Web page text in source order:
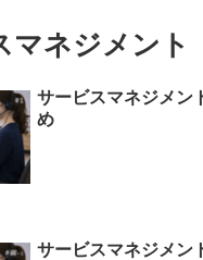
マネジメント
サービスマネジメン
め
サービスマネジメン